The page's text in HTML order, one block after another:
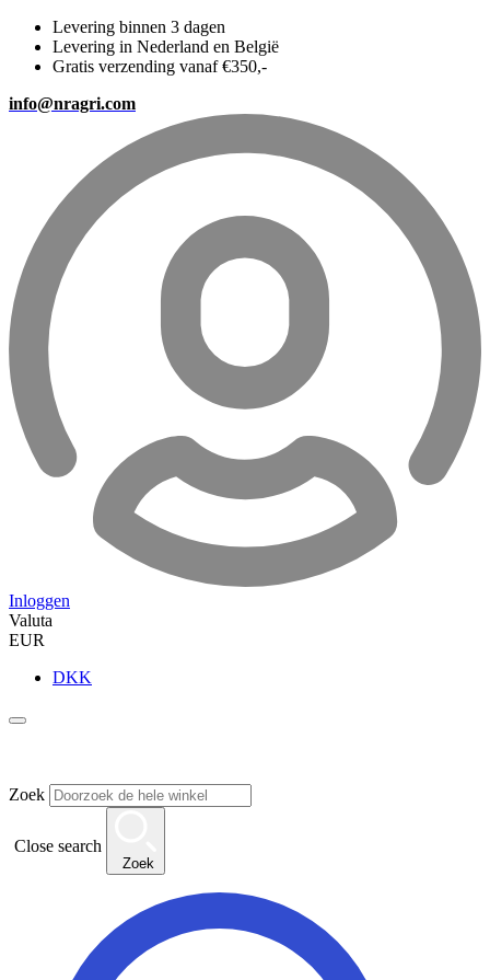
Levering binnen 3 dagen
Levering in Nederland en België
Gratis verzending vanaf €350,-
info@nragri.com
Inloggen
Valuta
EUR
DKK
Zoek
Close search
Zoek